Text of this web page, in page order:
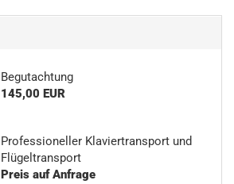
Be­gut­ach­tung
145,00 EUR
Pro­fes­sio­nel­ler Kla­vier­trans­port und
Flü­gel­trans­port
Preis auf Anfrage